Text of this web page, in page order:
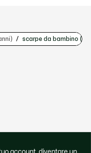
scarpe da bambino (2-